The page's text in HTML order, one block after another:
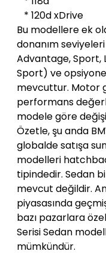
* 120d xDrive
Bu modellere ek
donanım
Advantage, Sport,
Sport) ve
mevcuttur. Motor
performans
modele göre
Özetle, şu anda
globalde satışa
modelleri
tipindedir. Sedan
mevcut değildir.
piyasasında
bazı pazarlara
Serisi Sedan
mümkündür.